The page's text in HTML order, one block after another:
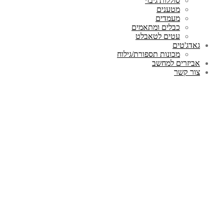
מטענים
מעמדים
כבלים ומתאמים
עטים לטאבלט
גאדג'טים
מכונות תספורת/גילוח
אביזרים למחשב
צור קשר